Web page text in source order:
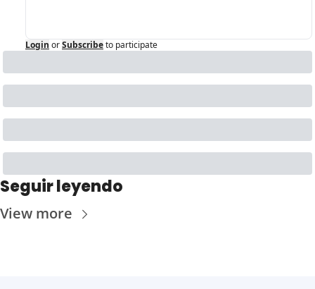
Login orSubscribeto participate
Seguir leyendo
View more